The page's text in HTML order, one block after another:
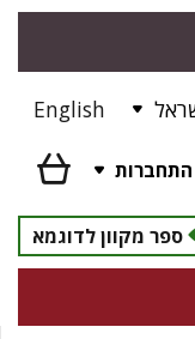
English
התחברות
ספר מקוון לדוגמא